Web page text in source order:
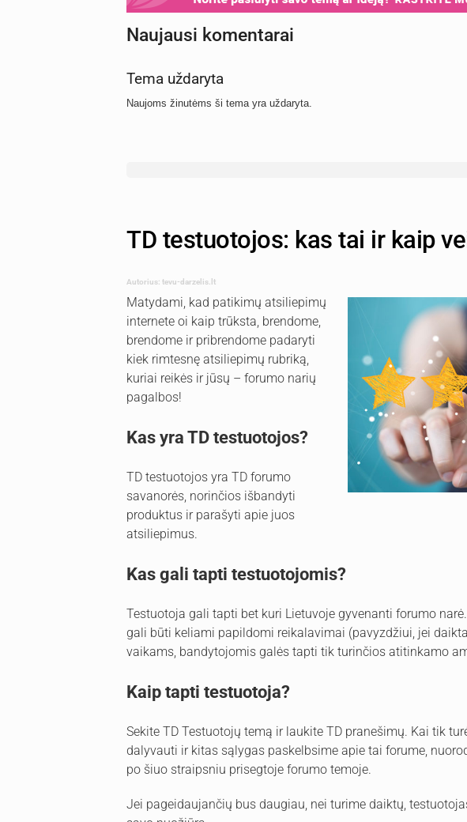
Naujausi komentarai
Tema uždaryta
Naujoms žinutėms ši tema yra uždaryta.
TD testuotojos: kas tai ir kaip
Autorius: tevu-darzelis.lt
Matydami, kad patikimų atsiliepimų
internete oi kaip trūksta, brendome,
brendome ir pribrendome padaryti
kiek rimtesnę atsiliepimų rubriką,
kuriai reikės ir jūsų – forumo narių
pagalbos!
Kas yra TD testuotojos?
TD testuotojos yra TD forumo
savanorės, norinčios išbandyti
produktus ir parašyti apie juos
atsiliepimus.
Kas gali tapti testuotojomis?
Testuotoja gali tapti bet kuri Lietuvoje gyvenanti forumo
gali būti keliami papildomi reikalavimai (pavyzdžiui, jei
vaikams, bandytojomis galės tapti tik turinčios atitinkamo
Kaip tapti testuotoja?
Sekite TD Testuotojų temą ir laukite TD pranešimų. Kai tik
dalyvauti ir kitas sąlygas paskelbsime apie tai forume,
po šiuo straipsniu prisegtoje forumo temoje.
Jei pageidaujančių bus daugiau, nei turime daiktų,